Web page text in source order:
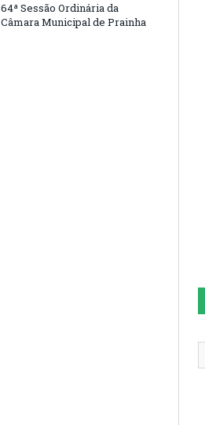
64ª Sessão Ordinária da
Câmara Municipal de Prainha